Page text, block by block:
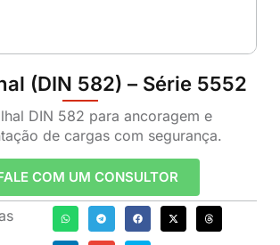
(DIN 582) – Série 5552
DIN 582 para ancoragem e
de cargas com segurança.
COM UM CONSULTOR